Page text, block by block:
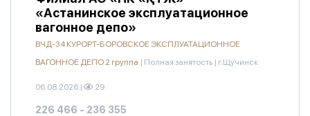
«Астанинское эксплуатационное
вагонное депо»
ВЧД-34 КУРОРТ-БОРОВСКОЕ ЭКСПЛУАТАЦИОННОЕ
ВАГОННОЕ ДЕПО 2 группа | Полная занятость | г.Щучинск
06.08.2026 | 29
226 466 - 236 355